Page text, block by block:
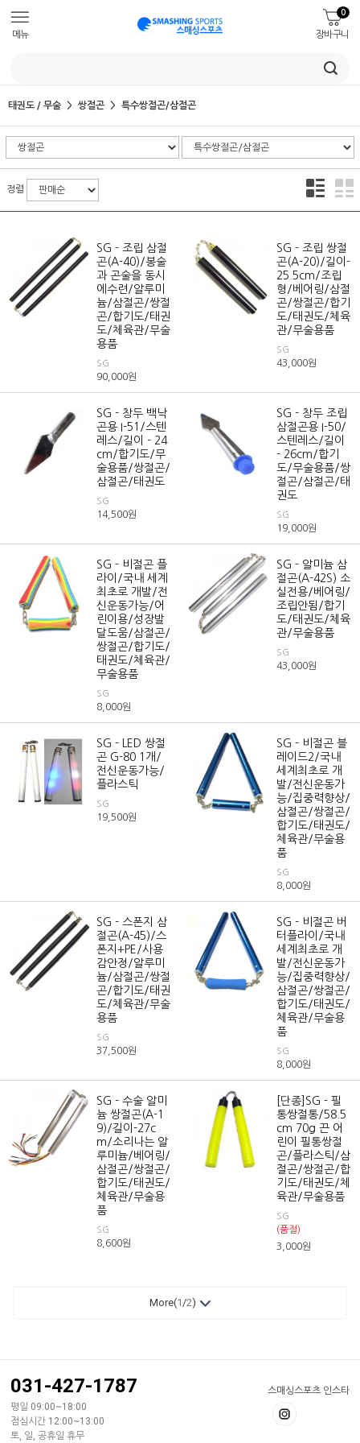
메뉴 장바구니
0
태권도 / 무술 쌍절곤 특수쌍절곤/삼절곤
정렬
SG - 조립 삼절
곤(A-40)/봉술
과 곤술을 동시
에수련/알루미
늄/삼절곤/쌍절
곤/합기도/태권
도/체육관/무술
용품
SG
90,000원
SG - 조립 쌍절
곤(A-20)/길이-
25.5cm/조립
형/베어링/삼절
곤/쌍절곤/합기
도/태권도/체육
관/무술용품
SG
43,000원
SG - 창두 백낙
곤용 I-51/스텐
레스/길이 - 24
cm/합기도/무
술용품/쌍절곤/
삼절곤/태권도
SG
14,500원
SG - 창두 조립
삼절곤용 I-50/
스텐레스/길이
- 26cm/합기
도/무술용품/쌍
절곤/삼절곤/태
권도
SG
19,000원
SG - 비절곤 플
라이/국내 세계
최초로 개발/전
신운동가능/어
린이용/성장발
달도움/삼절곤/
쌍절곤/합기도/
태권도/체육관/
무술용품
SG
8,000원
SG - 알미늄 삼
절곤(A-42S) 소
실전용/베어링/
조립안됨/합기
도/태권도/체육
관/무술용품
SG
43,000원
SG - LED 쌍절
곤 G-80 1개/
전신운동가능/
플라스틱
SG
19,500원
SG - 비절곤 블
레이드2/국내
세계최초로 개
발/전신운동가
능/집중력향상/
삼절곤/쌍절곤/
합기도/태권도/
체육관/무술용
품
SG
8,000원
SG - 스폰지 삼
절곤(A-45)/스
폰지+PE/사용
감안정/알루미
늄/삼절곤/쌍절
곤/합기도/태권
도/체육관/무술
용품
SG
37,500원
SG - 비절곤 버
터플라이/국내
세계최초로 개
발/전신운동가
능/집중력향상/
삼절곤/쌍절곤/
합기도/태권도/
체육관/무술용
품
SG
8,000원
SG - 수술 알미
늄 쌍절곤(A-1
9)/길이-27c
m/소리나는 알
루미늄/베어링/
삼절곤/쌍절곤/
합기도/태권도/
체육관/무술용
품
SG
8,600원
[단종]SG - 필
통쌍절통/58.5
cm 70g 끈 어
린이 필통쌍절
곤/플라스틱/삼
절곤/쌍절곤/합
기도/태권도/체
육관/무술용품
SG
(품절)
3,000원
More(1/2)
스매싱스포츠 인스타
031-427-1787
평일 09:00~18:00
점심시간 12:00~13:00
토, 일, 공휴일 휴무